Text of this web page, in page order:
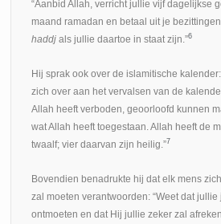
“Aanbid Allah, verricht jullie vijf dagelijkse
maand ramadan en betaal uit je
haddj als jullie daartoe in staat zijn.”6
Hij sprak ook over de islamitische
zich over aan het vervalsen van de
Allah heeft verboden, geoorloofd kunnen
wat Allah heeft toegestaan. Allah heeft de
twaalf; vier daarvan zijn heilig.”7
Bovendien benadrukte hij dat elk mens
zal moeten verantwoorden: “Weet dat
ontmoeten en dat Hij jullie zeker zal